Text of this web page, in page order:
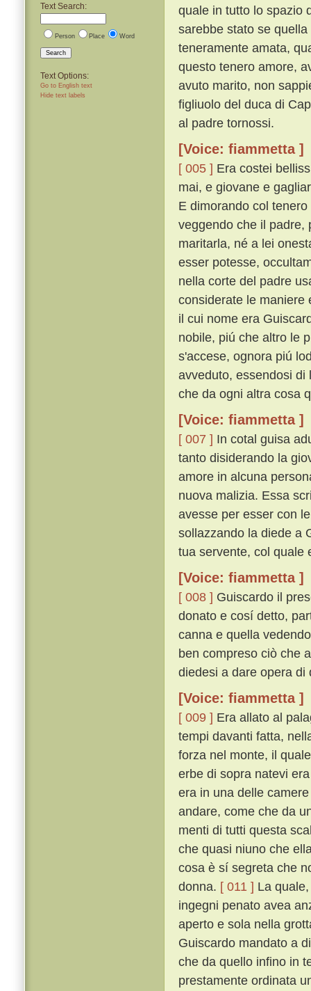
Text Search:
Person Place Word
Search
Text Options:
Go to English text
Hide text labels
quale in tutto lo spazio
sarebbe stato se
teneramente amata,
questo tenero amore,
avuto marito, non
figliuolo del duca di
al padre tornossi.
[Voice: fiammetta ]
[ 005 ] Era costei
mai, e giovane e
E dimorando col
veggendo che il padre,
maritarla, né a lei
esser potesse,
nella corte del padre
considerate le maniere
il cui nome era
nobile, piú che altro le
s'accese, ognora piú
avveduto, essendosi di
che da ogni altra cosa
[Voice: fiammetta ]
[ 007 ] In cotal guisa
tanto disiderando la
amore in alcuna
nuova malizia. Essa
avesse per esser con
sollazzando la diede a
tua servente, col quale
[Voice: fiammetta ]
[ 008 ] Guiscardo il
donato e cosí detto,
canna e quella
ben compreso ciò che
diedesi a dare opera di
[Voice: fiammetta ]
[ 009 ] Era allato al
tempi davanti fatta,
forza nel monte, il
erbe di sopra natevi
era in una delle
andare, come che da
menti di tutti questa
che quasi niuno che
cosa è sí segreta che
donna. [ 011 ] La
ingegni penato avea
aperto e sola nella
Guiscardo mandato a
che da quello infino in
prestamente ordinata